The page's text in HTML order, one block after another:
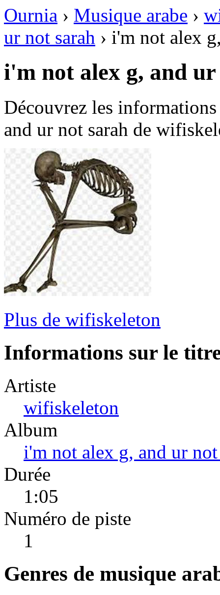
Ournia › Musique arabe ›
ur not sarah › i'm not alex
i'm not alex g, and
Découvrez les
and ur not sarah de
Plus de wifiskeleton
Informations sur le
Artiste
wifiskeleton
Album
i'm not alex g, and ur not
Durée
1:05
Numéro de piste
1
Genres de musique